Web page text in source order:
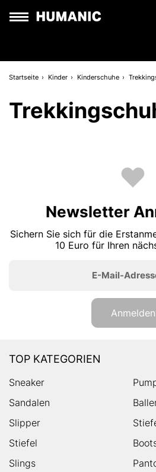
Startseite Kinder Kinderschuhe
Newsletter
Sichern Sie sich für die
10 Euro für Ihren
E-Mail-
Anmelden
TOP KATEGORIEN
Sneaker
Sandalen
Slipper
Stiefel
Slings